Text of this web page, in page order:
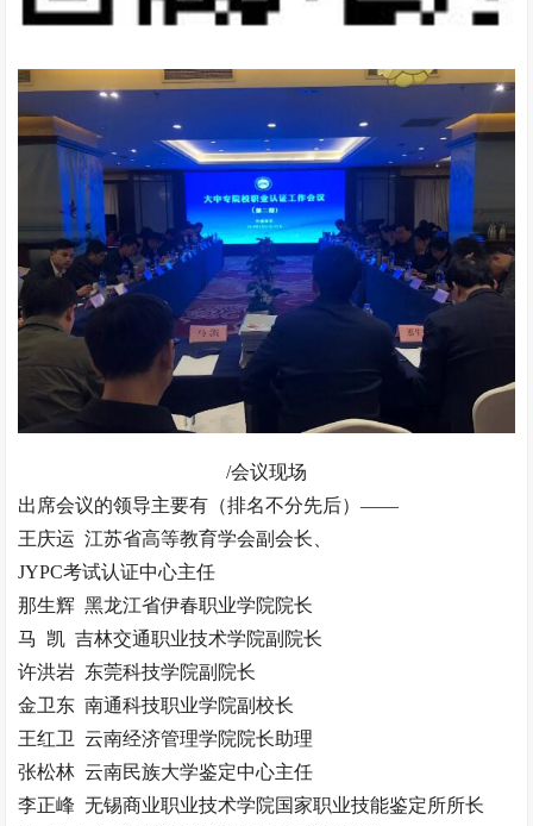
/会议现场
出席会议的领导主要有（排名不分先后）——
王庆运 江苏省高等教育学会副会长、
JYPC考试认证中心主任
那生辉 黑龙江省伊春职业学院院长
马 凯 吉林交通职业技术学院副院长
许洪岩 东莞科技学院副院长
金卫东 南通科技职业学院副校长
王红卫 云南经济管理学院院长助理
张松林 云南民族大学鉴定中心主任
李正峰 无锡商业职业技术学院国家职业技能鉴定所所长